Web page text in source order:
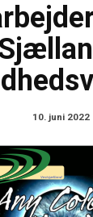
10. juni 2022